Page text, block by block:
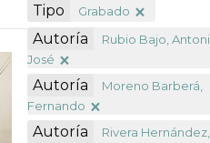
Tipo Grabado
Autoría
Rubio Bajo,
José
Autoría
Moreno Barberá,
Fernando
Autoría
Rivera Hernández,